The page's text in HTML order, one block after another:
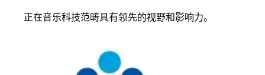
正在音乐科技范畴具有领先的视野和影响力。